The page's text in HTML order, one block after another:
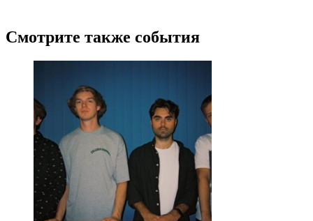
Смотрите также события